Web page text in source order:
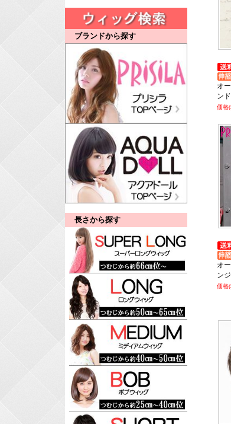
ブランドから探す
長さから探す
オ
ン
価格(
オ
ン
価格(